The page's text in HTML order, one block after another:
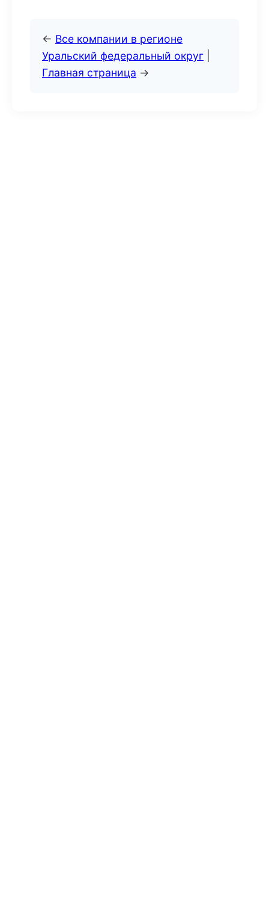
← Все компании в регионе
Уральский федеральный округ
Главная страница →